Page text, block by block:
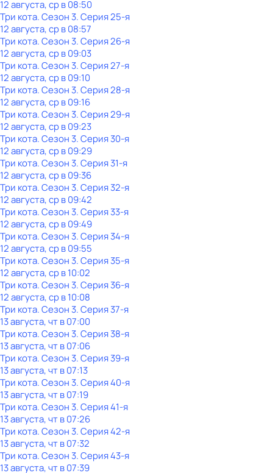
12 августа, ср в 08:50
Три кота. Сезон 3. Серия 25-я
12 августа, ср в 08:57
Три кота. Сезон 3. Серия 26-я
12 августа, ср в 09:03
Три кота. Сезон 3. Серия 27-я
12 августа, ср в 09:10
Три кота. Сезон 3. Серия 28-я
12 августа, ср в 09:16
Три кота. Сезон 3. Серия 29-я
12 августа, ср в 09:23
Три кота. Сезон 3. Серия 30-я
12 августа, ср в 09:29
Три кота. Сезон 3. Серия 31-я
12 августа, ср в 09:36
Три кота. Сезон 3. Серия 32-я
12 августа, ср в 09:42
Три кота. Сезон 3. Серия 33-я
12 августа, ср в 09:49
Три кота. Сезон 3. Серия 34-я
12 августа, ср в 09:55
Три кота. Сезон 3. Серия 35-я
12 августа, ср в 10:02
Три кота. Сезон 3. Серия 36-я
12 августа, ср в 10:08
Три кота. Сезон 3. Серия 37-я
13 августа, чт в 07:00
Три кота. Сезон 3. Серия 38-я
13 августа, чт в 07:06
Три кота. Сезон 3. Серия 39-я
13 августа, чт в 07:13
Три кота. Сезон 3. Серия 40-я
13 августа, чт в 07:19
Три кота. Сезон 3. Серия 41-я
13 августа, чт в 07:26
Три кота. Сезон 3. Серия 42-я
13 августа, чт в 07:32
Три кота. Сезон 3. Серия 43-я
13 августа, чт в 07:39